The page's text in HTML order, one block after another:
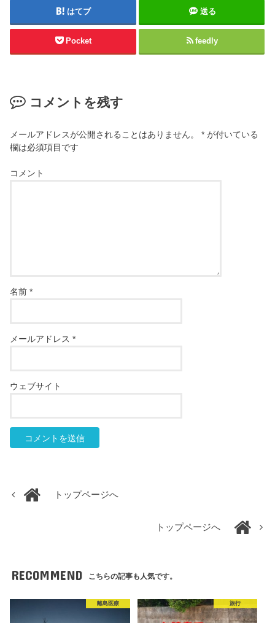
はてブ 送る
Pocket feedly
コメントを残す
メールアドレスが公開されることはありません。 * が付いている
欄は必須項目です
コメント
名前*
メールアドレス*
ウェブサイト
トップページへ
トップページへ
RECOMMEND こちらの記事も人気です。
離島医療 旅行